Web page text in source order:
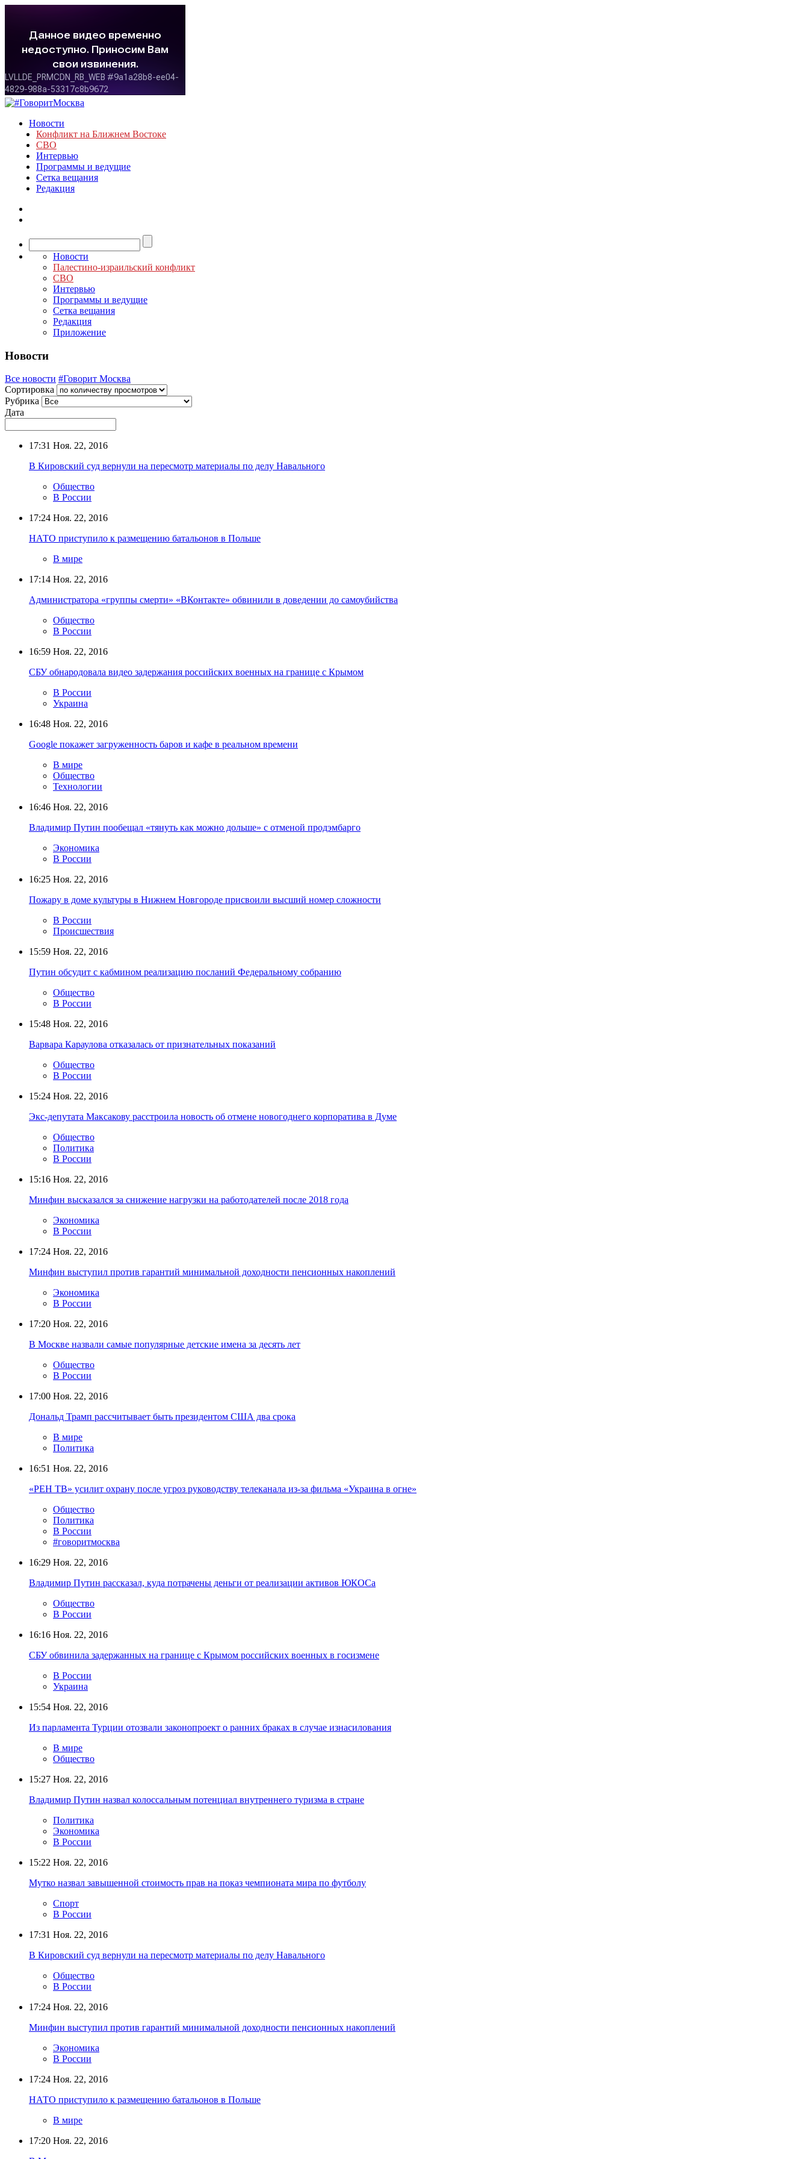
Новости
Конфликт на Ближнем Востоке
СВО
Интервью
Программы и ведущие
Сетка вещания
Редакция
Новости
Палестино-израильский конфликт
СВО
Интервью
Программы и ведущие
Сетка вещания
Редакция
Приложение
Новости
Все новости #Говорит Москва
Сортировка
Рубрика
Дата
17:31 Ноя. 22, 2016
В Кировский суд вернули на пересмотр материалы по делу Навального
Общество
В России
17:24 Ноя. 22, 2016
НАТО приступило к размещению батальонов в Польше
В мире
17:14 Ноя. 22, 2016
Администратора «группы смерти» «ВКонтакте» обвинили в доведении до самоубийства
Общество
В России
16:59 Ноя. 22, 2016
СБУ обнародовала видео задержания российских военных на границе с Крымом
В России
Украина
16:48 Ноя. 22, 2016
Google покажет загруженность баров и кафе в реальном времени
В мире
Общество
Технологии
16:46 Ноя. 22, 2016
Владимир Путин пообещал «тянуть как можно дольше» с отменой продэмбарго
Экономика
В России
16:25 Ноя. 22, 2016
Пожару в доме культуры в Нижнем Новгороде присвоили высший номер сложности
В России
Происшествия
15:59 Ноя. 22, 2016
Путин обсудит с кабмином реализацию посланий Федеральному собранию
Общество
В России
15:48 Ноя. 22, 2016
Варвара Караулова отказалась от признательных показаний
Общество
В России
15:24 Ноя. 22, 2016
Экс-депутата Максакову расстроила новость об отмене новогоднего корпоратива в Думе
Общество
Политика
В России
15:16 Ноя. 22, 2016
Минфин высказался за снижение нагрузки на работодателей после 2018 года
Экономика
В России
17:24 Ноя. 22, 2016
Минфин выступил против гарантий минимальной доходности пенсионных накоплений
Экономика
В России
17:20 Ноя. 22, 2016
В Москве назвали самые популярные детские имена за десять лет
Общество
В России
17:00 Ноя. 22, 2016
Дональд Трамп рассчитывает быть президентом США два срока
В мире
Политика
16:51 Ноя. 22, 2016
«РЕН ТВ» усилит охрану после угроз руководству телеканала из-за фильма «Украина в огне»
Общество
Политика
В России
#говоритмосква
16:29 Ноя. 22, 2016
Владимир Путин рассказал, куда потрачены деньги от реализации активов ЮКОСа
Общество
В России
16:16 Ноя. 22, 2016
СБУ обвинила задержанных на границе с Крымом российских военных в госизмене
В России
Украина
15:54 Ноя. 22, 2016
Из парламента Турции отозвали законопроект о ранних браках в случае изнасилования
В мире
Общество
15:27 Ноя. 22, 2016
Владимир Путин назвал колоссальным потенциал внутреннего туризма в стране
Политика
Экономика
В России
15:22 Ноя. 22, 2016
Мутко назвал завышенной стоимость прав на показ чемпионата мира по футболу
Спорт
В России
17:31 Ноя. 22, 2016
В Кировский суд вернули на пересмотр материалы по делу Навального
Общество
В России
17:24 Ноя. 22, 2016
Минфин выступил против гарантий минимальной доходности пенсионных накоплений
Экономика
В России
17:24 Ноя. 22, 2016
НАТО приступило к размещению батальонов в Польше
В мире
17:20 Ноя. 22, 2016